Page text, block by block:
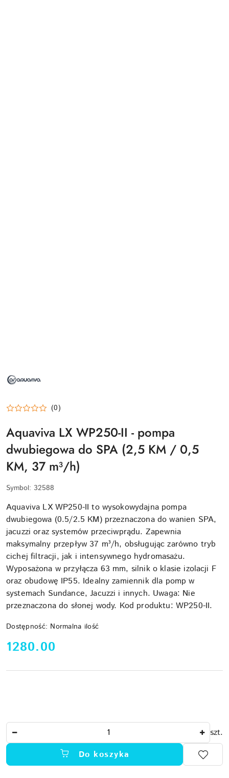
AQUAVIVA
(0)
Aquaviva LX WP250-II - pompa
dwubiegowa do SPA (2,5 KM / 0,5
KM, 37 m³/h)
Symbol: 32588
Aquaviva LX WP250-II to wysokowydajna pompa
dwubiegowa (0.5/2.5 KM) przeznaczona do wanien SPA,
jacuzzi oraz systemów przeciwprądu. Zapewnia
maksymalny przepływ 37 m³/h, obsługując zarówno tryb
cichej filtracji, jak i intensywnego hydromasażu.
Wyposażona w przyłącza 63 mm, silnik o klasie izolacji F
oraz obudowę IP55. Idealny zamiennik dla pomp w
systemach Sundance, Jacuzzi i innych. Uwaga: Nie
przeznaczona do słonej wody. Kod produktu: WP250-II.
Dostępność: Normalna ilość
cena:
1280.00
szt.
Do koszyka